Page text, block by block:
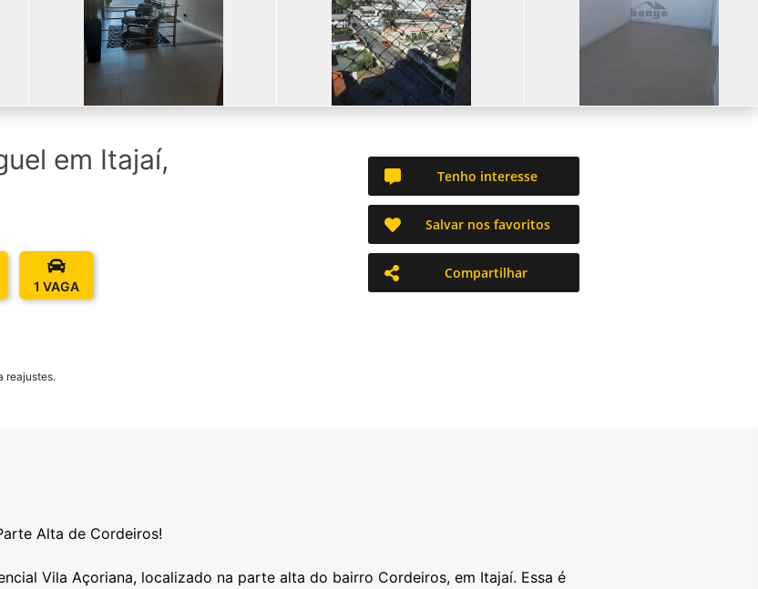
em Itajaí,
1 VAGA
reajustes.
Tenho interesse
Salvar nos favoritos
Compartilhar
Alta de Cordeiros!
Vila Açoriana, localizado na parte alta do bairro Cordeiros, em Itajaí. Essa é